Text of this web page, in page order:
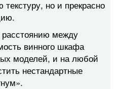
но и прекрасно
расстоянию между
винного шкафа
моделей, и на любой
нестандартные